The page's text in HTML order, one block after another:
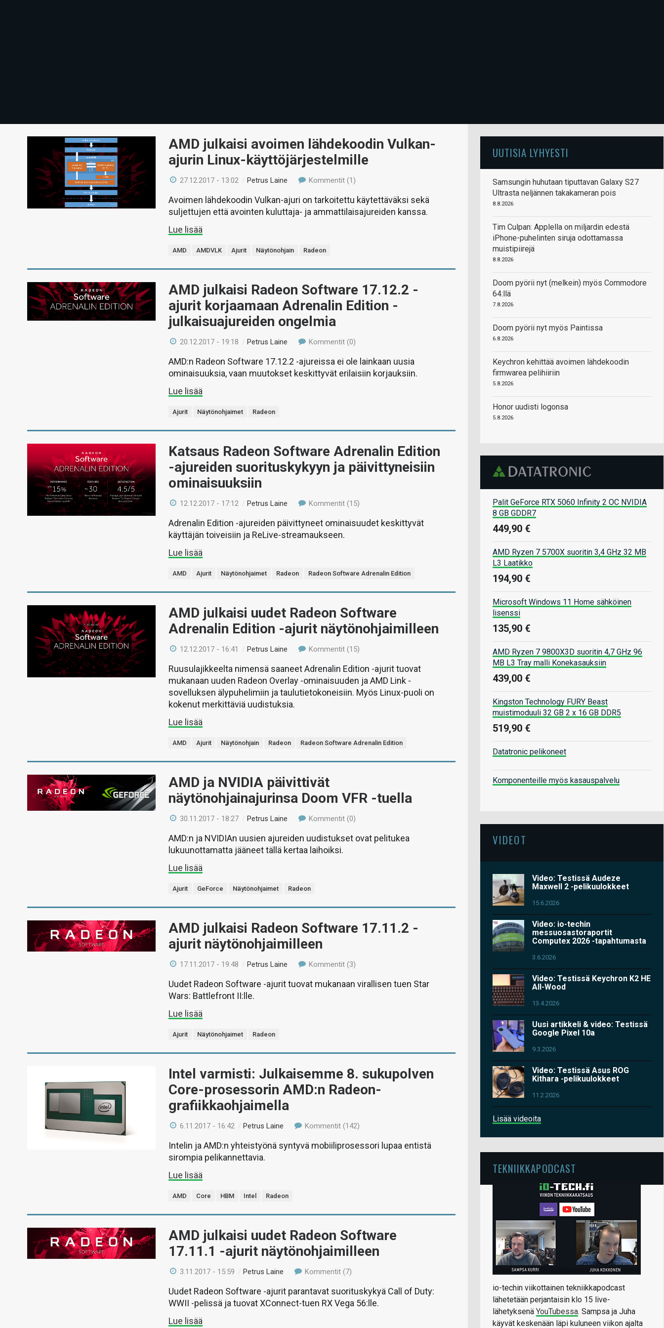
AMD julkaisi avoimen lähdekoodin Vulkan-
ajurin Linux-käyttöjärjestelmille
27.12.2017 - 13:02 /Petrus Laine Kommentit (1)
Avoimen lähdekoodin Vulkan-ajuri on tarkoitettu käytettäväksi sekä
suljettujen että avointen kuluttaja- ja ammattilaisajureiden kanssa.
Lue lisää
AMD AMDVLK Ajurit Näytönohjain Radeon
AMD julkaisi Radeon Software 17.12.2 -
ajurit korjaamaan Adrenalin Edition -
julkaisuajureiden ongelmia
20.12.2017 - 19:18 /Petrus Laine Kommentit (0)
AMD:n Radeon Software 17.12.2 -ajureissa ei ole lainkaan uusia
ominaisuuksia, vaan muutokset keskittyvät erilaisiin korjauksiin.
Lue lisää
Ajurit Näytönohjaimet Radeon
Katsaus Radeon Software Adrenalin Edition
-ajureiden suorituskykyyn ja päivittyneisiin
ominaisuuksiin
12.12.2017 - 17:12 /Petrus Laine Kommentit (15)
Adrenalin Edition -ajureiden päivittyneet ominaisuudet keskittyvät
käyttäjän toiveisiin ja ReLive-streamaukseen.
Lue lisää
AMD Ajurit Näytönohjaimet Radeon Radeon Software Adrenalin Edition
AMD julkaisi uudet Radeon Software
Adrenalin Edition -ajurit näytönohjaimilleen
12.12.2017 - 16:41 /Petrus Laine Kommentit (15)
Ruusulajikkeelta nimensä saaneet Adrenalin Edition -ajurit tuovat
mukanaan uuden Radeon Overlay -ominaisuuden ja AMD Link -
sovelluksen älypuhelimiin ja taulutietokoneisiin. Myös Linux-puoli on
kokenut merkittäviä uudistuksia.
Lue lisää
AMD Ajurit Näytönohjain Radeon Radeon Software Adrenalin Edition
AMD ja NVIDIA päivittivät
näytönohjainajurinsa Doom VFR -tuella
30.11.2017 - 18:27 /Petrus Laine Kommentit (0)
AMD:n ja NVIDIAn uusien ajureiden uudistukset ovat pelitukea
lukuunottamatta jääneet tällä kertaa laihoiksi.
Lue lisää
Ajurit GeForce Näytönohjaimet Radeon
AMD julkaisi Radeon Software 17.11.2 -
ajurit näytönohjaimilleen
17.11.2017 - 19:48 /Petrus Laine Kommentit (3)
Uudet Radeon Software -ajurit tuovat mukanaan virallisen tuen Star
Wars: Battlefront II:lle.
Lue lisää
Ajurit Näytönohjaimet Radeon
Intel varmisti: Julkaisemme 8. sukupolven
Core-prosessorin AMD:n Radeon-
grafiikkaohjaimella
6.11.2017 - 16:42 /Petrus Laine Kommentit (142)
Intelin ja AMD:n yhteistyönä syntyvä mobiiliprosessori lupaa entistä
sirompia pelikannettavia.
Lue lisää
AMD Core HBM Intel Radeon
AMD julkaisi uudet Radeon Software
17.11.1 -ajurit näytönohjaimilleen
3.11.2017 - 15:59 /Petrus Laine Kommentit (7)
Uudet Radeon Software -ajurit parantavat suorituskykyä Call of Duty:
WWII -pelissä ja tuovat XConnect-tuen RX Vega 56:lle.
Lue lisää
UUTISIA LYHYESTI
Samsungin huhutaan tiputtavan Galaxy S27
Ultrasta neljännen takakameran pois
8.8.2026
Tim Culpan: Applella on miljardin edestä
iPhone-puhelinten siruja odottamassa
muistipiirejä
8.8.2026
Doom pyörii nyt (melkein) myös Commodore
64:llä
7.8.2026
Doom pyörii nyt myös Paintissa
6.8.2026
Keychron kehittää avoimen lähdekoodin
firmwarea pelihiiriin
5.8.2026
Honor uudisti logonsa
5.8.2026
Palit GeForce RTX 5060 Infinity 2 OC NVIDIA
8 GB GDDR7
449,90 €
AMD Ryzen 7 5700X suoritin 3,4 GHz 32 MB
L3 Laatikko
194,90 €
Microsoft Windows 11 Home sähköinen
lisenssi
135,90 €
AMD Ryzen 7 9800X3D suoritin 4,7 GHz 96
MB L3 Tray malli Konekasauksiin
439,00 €
Kingston Technology FURY Beast
muistimoduuli 32 GB 2 x 16 GB DDR5
519,90 €
Datatronic pelikoneet
Komponenteille myös kasauspalvelu
VIDEOT
Video: Testissä Audeze
Maxwell 2 -pelikuulokkeet
15.6.2026
Video: io-techin
messuosastoraportit
Computex 2026 -tapahtumasta
3.6.2026
Video: Testissä Keychron K2 HE
All-Wood
13.4.2026
Uusi artikkeli & video: Testissä
Google Pixel 10a
9.3.2026
Video: Testissä Asus ROG
Kithara -pelikuulokkeet
11.2.2026
Lisää videoita
TEKNIIKKAPODCAST
io-techin viikottainen tekniikkapodcast
lähetetään perjantaisin klo 15 live-
lähetyksenä YouTubessa. Sampsa ja Juha
käyvät keskenään läpi kuluneen viikon ajalta